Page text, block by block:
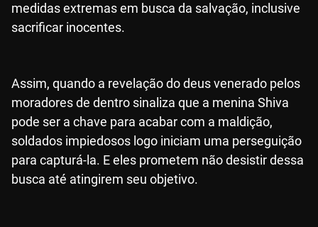
medidas extremas em busca da salvação, inclusive
sacrificar inocentes.
Assim, quando a revelação do deus venerado pelos
moradores de dentro sinaliza que a menina Shiva
pode ser a chave para acabar com a maldição,
soldados impiedosos logo iniciam uma perseguição
para capturá-la. E eles prometem não desistir dessa
busca até atingirem seu objetivo.